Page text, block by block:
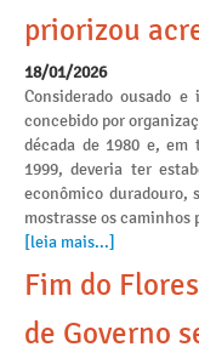
priorizou
18/01/2026
Considerado ousado
concebido por
década de 1980 e,
1999, deveria ter
econômico duradouro,
mostrasse os
[leia mais...]
Fim do
de Governo